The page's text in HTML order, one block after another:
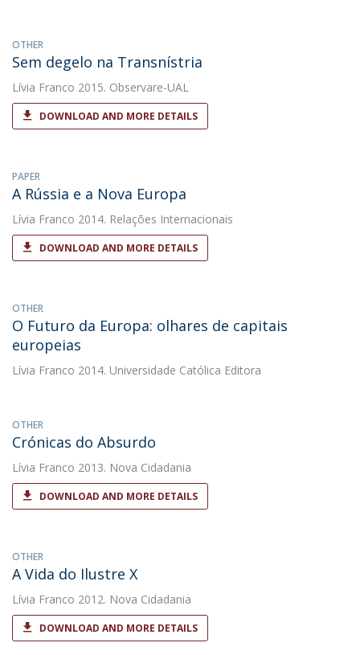
OTHER
Sem degelo na Transnístria
Lívia Franco 2015. Observare-UAL
DOWNLOAD AND MORE DETAILS
PAPER
A Rússia e a Nova Europa
Lívia Franco 2014. Relações Internacionais
DOWNLOAD AND MORE DETAILS
OTHER
O Futuro da Europa: olhares de capitais
europeias
Lívia Franco 2014. Universidade Católica Editora
OTHER
Crónicas do Absurdo
Lívia Franco 2013. Nova Cidadania
DOWNLOAD AND MORE DETAILS
OTHER
A Vida do Ilustre X
Lívia Franco 2012. Nova Cidadania
DOWNLOAD AND MORE DETAILS